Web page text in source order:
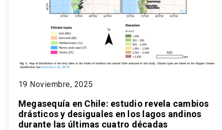
19 Noviembre, 2025
Megasequía en Chile: estudio revela cambios
drásticos y desiguales en los lagos andinos
durante las últimas cuatro décadas